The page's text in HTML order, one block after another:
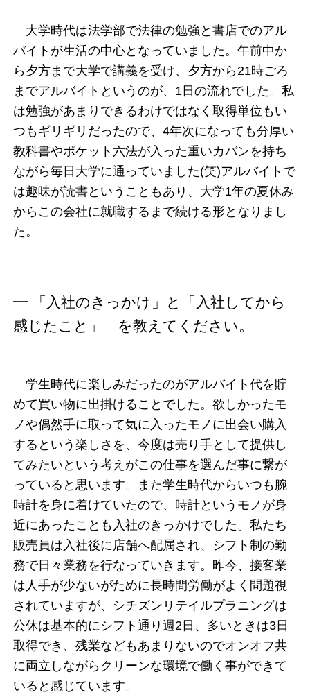
大学時代は法学部で法律の勉強と書店でのアル
バイトが生活の中心となっていました。午前中か
ら夕方まで大学で講義を受け、夕方から21時ごろ
までアルバイトというのが、1日の流れでした。私
は勉強があまりできるわけではなく取得単位もい
つもギリギリだったので、4年次になっても分厚い
教科書やポケット六法が入った重いカバンを持ち
ながら毎日大学に通っていました(笑)アルバイトで
は趣味が読書ということもあり、大学1年の夏休み
からこの会社に就職するまで続ける形となりまし
た。
━ 「入社のきっかけ」と「入社してから
感じたこと」 を教えてください。
学生時代に楽しみだったのがアルバイト代を貯
めて買い物に出掛けることでした。欲しかったモ
ノや偶然手に取って気に入ったモノに出会い購入
するという楽しさを、今度は売り手として提供し
てみたいという考えがこの仕事を選んだ事に繋が
っていると思います。また学生時代からいつも腕
時計を身に着けていたので、時計というモノが身
近にあったことも入社のきっかけでした。私たち
販売員は入社後に店舗へ配属され、シフト制の勤
務で日々業務を行なっていきます。昨今、接客業
は人手が少ないがために長時間労働がよく問題視
されていますが、シチズンリテイルプラニングは
公休は基本的にシフト通り週2日、多いときは3日
取得でき、残業などもあまりないのでオンオフ共
に両立しながらクリーンな環境で働く事ができて
いると感じています。